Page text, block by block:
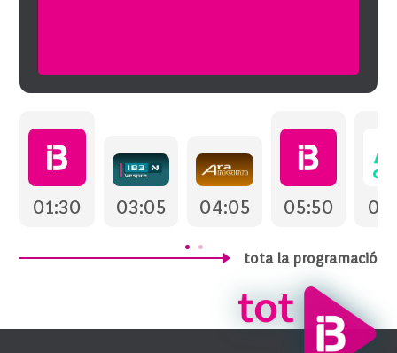
01:30 03:05 04:05 05:50
tota la programació
·
07/08/2026 a les 22:10
NOTÍCIES
·
07/08/2026